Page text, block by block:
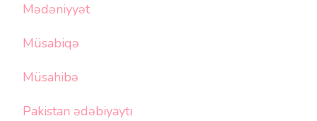
Mədəniyyət
Müsabiqə
Müsahibə
Pakistan ədəbiyaytı